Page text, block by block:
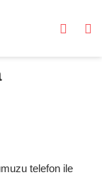
telefon ile